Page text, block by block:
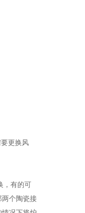
更换风
，有的可
两个陶瓷接